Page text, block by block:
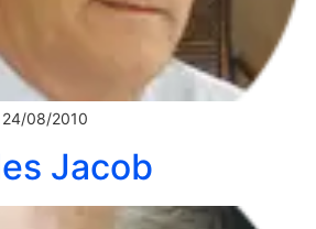
08/2010
Jacob